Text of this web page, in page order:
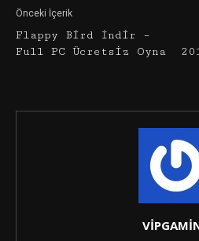
Önceki İçerik
Flappy Bird İndir –
Full PC Ücretsiz Oyna